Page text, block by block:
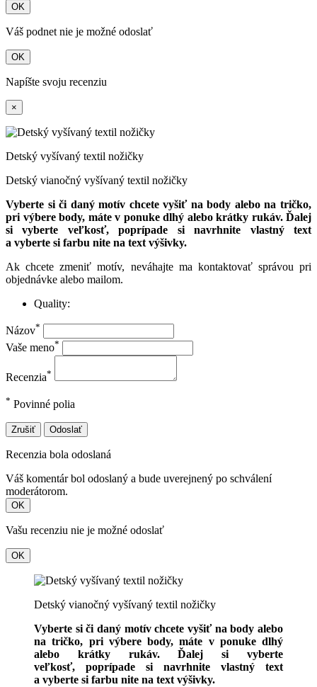
OK
Váš podnet nie je možné odoslať
OK
Napíšte svoju recenziu
×
Detský vyšívaný textil nožičky
Detský vianočný vyšívaný textil nožičky
Vyberte si či daný motív chcete vyšiť na body alebo na tričko,
pri výbere body, máte v ponuke dlhý alebo krátky rukáv. Ďalej
si vyberte veľkosť, poprípade si navrhnite vlastný text
a vyberte si farbu nite na text výšivky.
Ak chcete zmeniť motív, neváhajte ma kontaktovať správou pri
objednávke alebo mailom.
Quality:
Názov*
Vaše meno*
Recenzia*
* Povinné polia
Zrušiť Odoslať
Recenzia bola odoslaná
Váš komentár bol odoslaný a bude uverejnený po schválení
moderátorom.
OK
Vašu recenziu nie je možné odoslať
OK
Detský vianočný vyšívaný textil nožičky
Vyberte si či daný motív chcete vyšiť na body alebo
na tričko, pri výbere body, máte v ponuke dlhý
alebo krátky rukáv. Ďalej si vyberte
veľkosť, poprípade si navrhnite vlastný text
a vyberte si farbu nite na text výšivky.